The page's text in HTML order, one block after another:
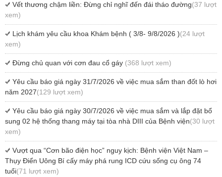
Vết thương chậm liền: Đừng chỉ nghĩ đến đái tháo đường(37 lượt
xem)
Lịch khám yêu cầu khoa Khám bệnh ( 3/8- 9/8/2026 )(24 lượt
xem)
Đừng chủ quan với cơn đau cổ gáy (368 lượt xem)
Yêu cầu báo giá ngày 31/7/2026 về việc mua sắm than đốt lò hơi
năm 2027(129 lượt xem)
Yêu cầu báo giá ngày 30/7/2026 về việc mua sắm và lắp đặt bổ
sung 02 hệ thống thang máy tại tòa nhà DIII của Bệnh viện(30 lượt
xem)
Vượt qua “Cơn bão điện học” nguy kịch: Bệnh viện Việt Nam –
Thụy Điển Uông Bí cấy máy phá rung ICD cứu sống cụ ông 74
tuổi(71 lượt xem)